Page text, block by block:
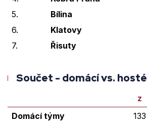
5.
Bílina
6.
Klatovy
7.
Řisuty
Součet - domácí vs. hosté
Z
Domácí týmy 133